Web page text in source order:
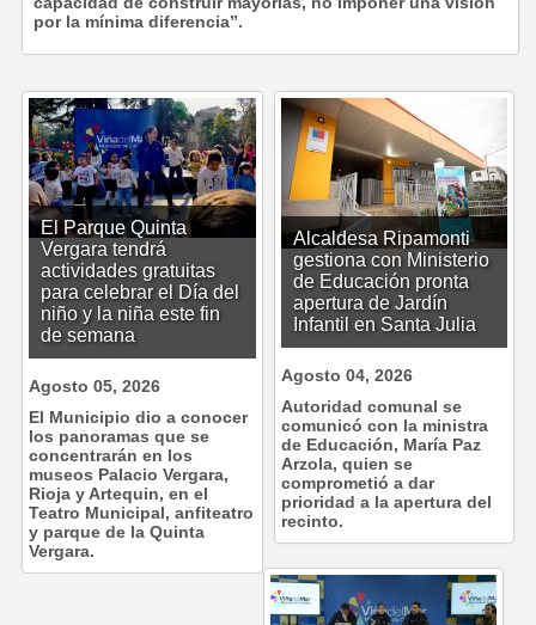
por la mínima diferencia”.
El Parque Quinta
Vergara tendrá
actividades gratuitas
para celebrar el Día del
niño y la niña este fin
de semana
Agosto 05, 2026
El Municipio dio a conocer
los panoramas que se
concentrarán en los
museos Palacio Vergara,
Rioja y Artequin, en el
Teatro Municipal, anfiteatro
y parque de la Quinta
Vergara.
Alcaldesa Ripamonti
gestiona con Ministerio
de Educación pronta
apertura de Jardín
Infantil en Santa Julia
Agosto 04, 2026
Autoridad comunal se
comunicó con la ministra
de Educación, María Paz
Arzola, quien se
comprometió a dar
prioridad a la apertura del
recinto.